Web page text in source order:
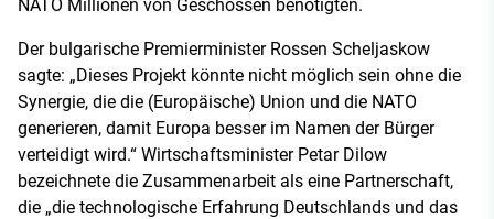
NATO Millionen von Geschossen benötigten.
Der bulgarische Premierminister Rossen Scheljaskow
sagte: „Dieses Projekt könnte nicht möglich sein ohne die
Synergie, die die (Europäische) Union und die NATO
generieren, damit Europa besser im Namen der Bürger
verteidigt wird.“ Wirtschaftsminister Petar Dilow
bezeichnete die Zusammenarbeit als eine Partnerschaft,
die „die technologische Erfahrung Deutschlands und das